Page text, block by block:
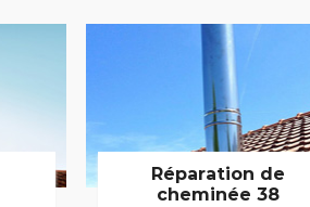
Réparation de
cheminée 38